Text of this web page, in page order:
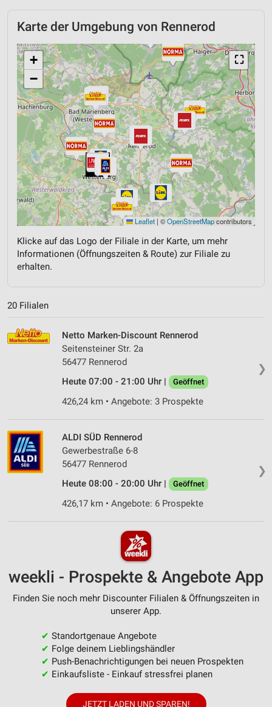
Karte der Umgebung von Rennerod
⛶
+
−
Leaflet | ©OpenStreetMapcontributors
Klicke auf das Logo der Filiale in der Karte, um mehr
Informationen (Öffnungszeiten & Route) zur Filiale zu
erhalten.
20 Filialen
❯
Netto Marken-Discount Rennerod
Seitensteiner Str. 2a
56477 Rennerod
Heute 07:00 - 21:00 Uhr |
Geöffnet
426,24 km • Angebote: 3 Prospekte
❯
ALDI SÜD Rennerod
Gewerbestraße 6-8
56477 Rennerod
Heute 08:00 - 20:00 Uhr |
Geöffnet
426,17 km • Angebote: 6 Prospekte
weekli - Prospekte & Angebote App
Finden Sie noch mehr Discounter Filialen & Öffnungszeiten in
unserer App.
✔ Standortgenaue Angebote
✔ Folge deinem Lieblingshändler
✔ Push-Benachrichtigungen bei neuen Prospekten
✔ Einkaufsliste - Einkauf stressfrei planen
JETZT LADEN UND SPAREN!